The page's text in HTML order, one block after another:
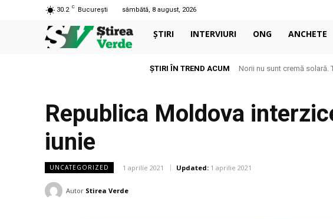
30.2 C București sâmbătă, 8 august, 2026
ȘTIRI INTERVIURI ONG ANCHETE
ȘTIRI ÎN TREND ACUM Norii nu sunt cremă solară.
Republica Moldova
iunie
UNCATEGORIZED 1 aprilie 2021 Updated: 1 aprilie 2021
Autor Stirea Verde